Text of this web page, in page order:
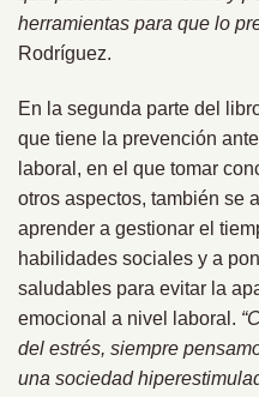
herramientas para que lo
Rodríguez.
En la segunda parte del
que tiene la prevención
laboral, en el que tomar
otros aspectos, también se
aprender a gestionar el
habilidades sociales y a
saludables para evitar la
emocional a nivel laboral.
del estrés, siempre
una sociedad